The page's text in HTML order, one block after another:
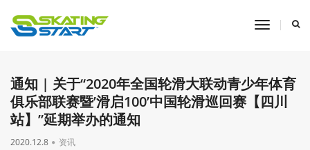
toggle
通知 | 关于“2020年全国轮滑大联动青少年体育
俱乐部联赛暨’滑启100’中国轮滑巡回赛【四川
站】”延期举办的通知
2020.12.8 资讯